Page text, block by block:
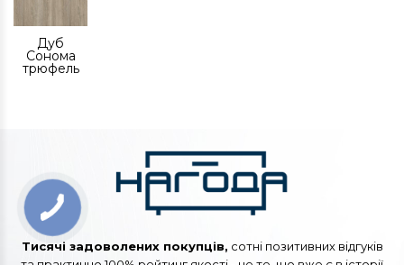
Дуб
Сонома
трюфель
Тисячі задоволених покупців, сотні позитивних відгуків